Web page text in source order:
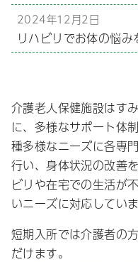
2024年12月2日
リハビリでお体の悩み
介護老人保健施設はす
に、多様なサポート体
種多様なニーズに各専
行い、身体状況の改善
ビリや在宅での生活が
いニーズに対応していま
短期入所では介護者の
だけます。